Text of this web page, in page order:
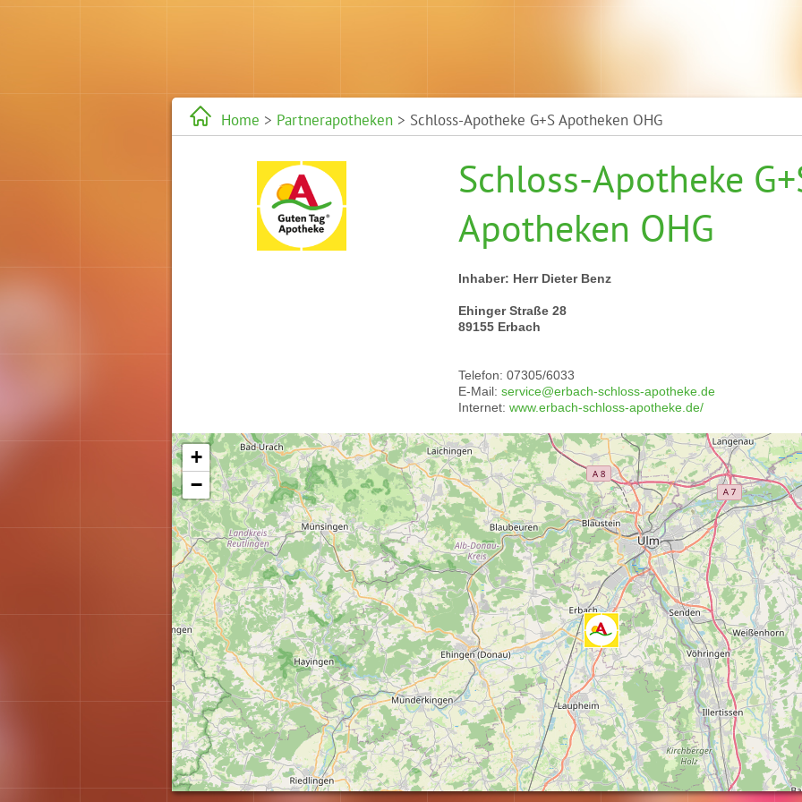
Home > Partnerapotheken > Schloss-Apotheke G+S Apotheken OHG
Schloss-Apotheke
Apotheken OHG
Inhaber: Herr Dieter Benz
Ehinger Straße 28
89155 Erbach
Telefon: 07305/6033
E-Mail: service@erbach-schloss-apotheke.de
Internet: www.erbach-schloss-apotheke.de/
Karte wird geladen...
+
−